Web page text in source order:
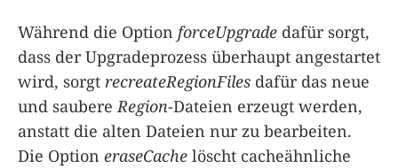
Während die Option forceUpgrade dafür sorgt,
dass der Upgradeprozess überhaupt angestartet
wird, sorgt recreateRegionFiles dafür das neue
und saubereRegion-Dateien erzeugt werden,
anstatt die alten Dateien nur zu bearbeiten.
Die Option eraseCache löscht cacheähnliche